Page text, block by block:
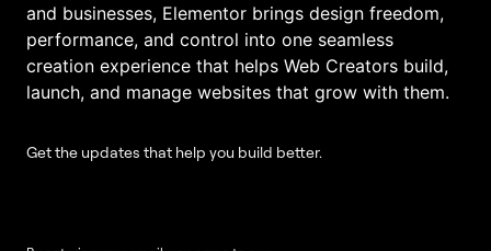
and businesses, Elementor brings design freedom,
performance, and control into one seamless
creation experience that helps Web Creators build,
launch, and manage websites that grow with them.
Get the updates that help you build better.